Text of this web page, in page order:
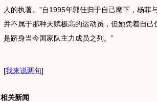
人的执著。”自1995年郭佳归于自己麾下，杨菲
并不属于那种天赋极高的运动员，但她凭着自
是跻身当今国家队主力成员之列。”
[我来说两句]
相关新闻